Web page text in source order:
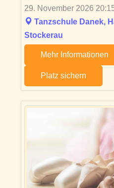
29. November 2026
Tanzschule Danek,
Stockerau
Mehr Informationen
Platz sichern